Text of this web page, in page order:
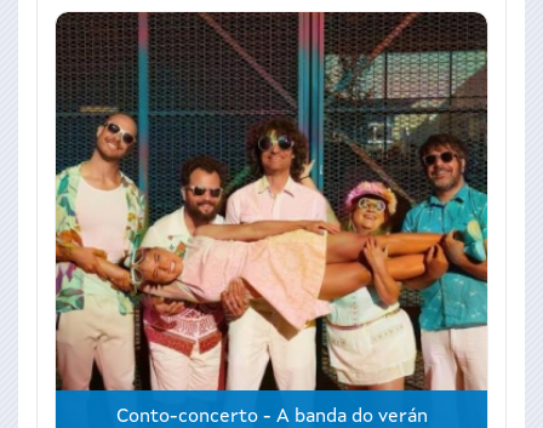
Conto-concerto - A banda do verán